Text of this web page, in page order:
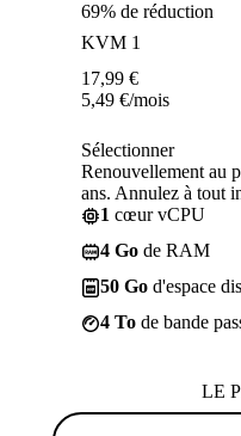
69% de réduction
KVM 1
17,99 €
5,49 €/mois
Sélectionner
Renouvellement au
ans. Annulez à tout
1 cœur vCPU
4 Go de RAM
50 Go d'espace
4 To de bande
LE